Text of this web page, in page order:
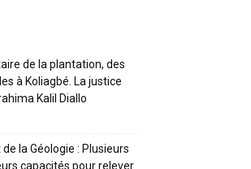
de la plantation, des
à Koliagbé. La justice
Kalil Diallo
la Géologie : Plusieurs
capacités pour relever